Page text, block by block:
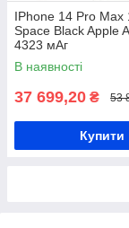
IPhone 14 Pro Max
Space Black Apple
4323 мАг
В наявності
37 699,20 ₴ 53
Купити